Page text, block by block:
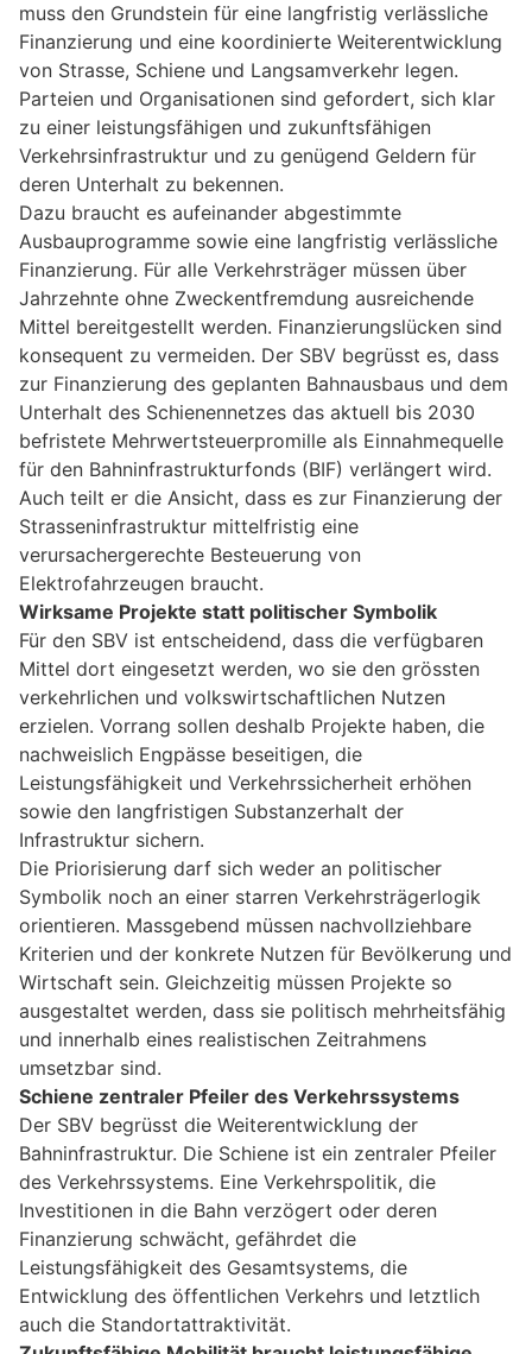
muss den Grundstein für eine langfristig verlässliche
Finanzierung und eine koordinierte Weiterentwicklung
von Strasse, Schiene und Langsamverkehr legen.
Parteien und Organisationen sind gefordert, sich klar
zu einer leistungsfähigen und zukunftsfähigen
Verkehrsinfrastruktur und zu genügend Geldern für
deren Unterhalt zu bekennen.
Dazu braucht es aufeinander abgestimmte
Ausbauprogramme sowie eine langfristig verlässliche
Finanzierung. Für alle Verkehrsträger müssen über
Jahrzehnte ohne Zweckentfremdung ausreichende
Mittel bereitgestellt werden. Finanzierungslücken sind
konsequent zu vermeiden. Der SBV begrüsst es, dass
zur Finanzierung des geplanten Bahnausbaus und dem
Unterhalt des Schienennetzes das aktuell bis 2030
befristete Mehrwertsteuerpromille als Einnahmequelle
für den Bahninfrastrukturfonds (BIF) verlängert wird.
Auch teilt er die Ansicht, dass es zur Finanzierung der
Strasseninfrastruktur mittelfristig eine
verursachergerechte Besteuerung von
Elektrofahrzeugen braucht.
Wirksame Projekte statt politischer Symbolik
Für den SBV ist entscheidend, dass die verfügbaren
Mittel dort eingesetzt werden, wo sie den grössten
verkehrlichen und volkswirtschaftlichen Nutzen
erzielen. Vorrang sollen deshalb Projekte haben, die
nachweislich Engpässe beseitigen, die
Leistungsfähigkeit und Verkehrssicherheit erhöhen
sowie den langfristigen Substanzerhalt der
Infrastruktur sichern.
Die Priorisierung darf sich weder an politischer
Symbolik noch an einer starren Verkehrsträgerlogik
orientieren. Massgebend müssen nachvollziehbare
Kriterien und der konkrete Nutzen für Bevölkerung und
Wirtschaft sein. Gleichzeitig müssen Projekte so
ausgestaltet werden, dass sie politisch mehrheitsfähig
und innerhalb eines realistischen Zeitrahmens
umsetzbar sind.
Schiene zentraler Pfeiler des Verkehrssystems
Der SBV begrüsst die Weiterentwicklung der
Bahninfrastruktur. Die Schiene ist ein zentraler Pfeiler
des Verkehrssystems. Eine Verkehrspolitik, die
Investitionen in die Bahn verzögert oder deren
Finanzierung schwächt, gefährdet die
Leistungsfähigkeit des Gesamtsystems, die
Entwicklung des öffentlichen Verkehrs und letztlich
auch die Standortattraktivität.